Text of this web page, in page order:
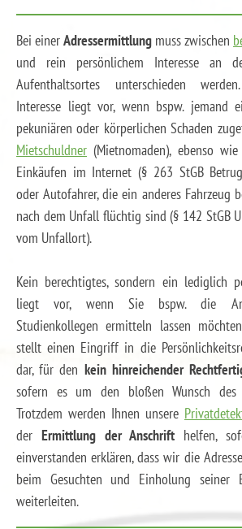
Bei einerAdressermittlung muss zwischen
und rein persönlichem Interesse an
Aufenthaltsortes unterschieden
Interesse liegt vor, wenn bspw. jemand
pekuniären oder körperlichen Schaden
Mietschuldner (Mietnomaden), ebenso
Einkäufen im Internet (§ 263 StGB
oder Autofahrer, die ein anderes Fahrzeug
nach dem Unfall flüchtig sind (§ 142 StGB
vom Unfallort).
Kein berechtigtes, sondern ein lediglich
liegt vor, wenn Sie bspw. die
Studienkollegen ermitteln lassen
stellt einen Eingriff in die
dar, für den kein hinreichender
sofern es um den bloßen Wunsch des
Trotzdem werden Ihnen unsere
der Ermittlung der Anschrift helfen,
einverstanden erklären, dass wir die
beim Gesuchten und Einholung seiner
weiterleiten.